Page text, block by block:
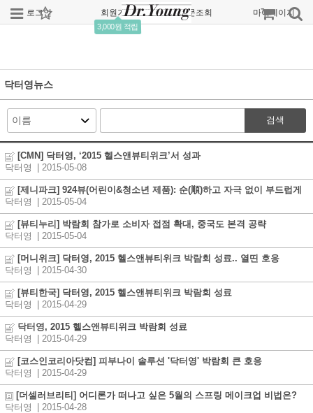
로그인 회원가입
3,000원 적립
주문조회 마이페이지
닥터영뉴스
검색
[CMN] 닥터영, ‘2015 헬스앤뷰티위크’서 성과
닥터영
| 2015-05-08
[제니파크] 924뷰(어린이&청소년 제품): 순(順)하고 자극 없이 부드럽게
닥터영
| 2015-05-04
[뷰티누리] 박람회 참가로 소비자 접점 확대, 중국도 본격 공략
닥터영
| 2015-05-04
[머니위크] 닥터영, 2015 헬스앤뷰티위크 박람회 성료.. 열띤 호응
닥터영
| 2015-04-30
[뷰티한국] 닥터영, 2015 헬스앤뷰티위크 박람회 성료
닥터영
| 2015-04-29
닥터영, 2015 헬스앤뷰티위크 박람회 성료
닥터영
| 2015-04-29
[코스인코리아닷컴] 피부나이 솔루션 '닥터영' 박람회 큰 호응
닥터영
| 2015-04-29
[더셀러브리티] 어디론가 떠나고 싶은 5월의 스프링 메이크업 비법은?
닥터영
| 2015-04-28